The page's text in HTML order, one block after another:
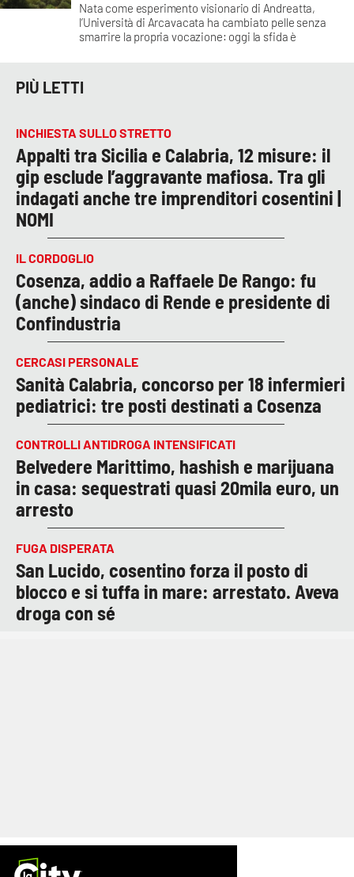
Nata come esperimento visionario di Andreatta,
l’Università di Arcavacata ha cambiato pelle senza
smarrire la propria vocazione: oggi la sfida è
PIÙ LETTI
INCHIESTA SULLO STRETTO
Appalti tra Sicilia e Calabria, 12 misure: il
gip esclude l’aggravante mafiosa. Tra gli
indagati anche tre imprenditori cosentini |
NOMI
IL CORDOGLIO
Cosenza, addio a Raffaele De Rango: fu
(anche) sindaco di Rende e presidente di
Confindustria
CERCASI PERSONALE
Sanità Calabria, concorso per 18 infermieri
pediatrici: tre posti destinati a Cosenza
CONTROLLI ANTIDROGA INTENSIFICATI
Belvedere Marittimo, hashish e marijuana
in casa: sequestrati quasi 20mila euro, un
arresto
FUGA DISPERATA
San Lucido, cosentino forza il posto di
blocco e si tuffa in mare: arrestato. Aveva
droga con sé